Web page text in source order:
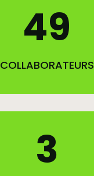
49
COLLABORATEURS
3